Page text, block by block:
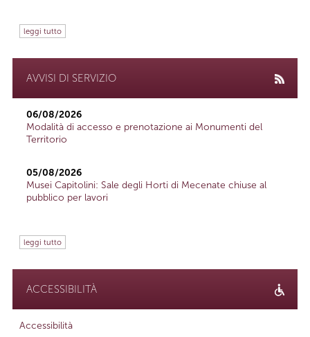
leggi tutto
AVVISI DI SERVIZIO
06/08/2026
Modalità di accesso e prenotazione ai Monumenti del
Territorio
05/08/2026
Musei Capitolini: Sale degli Horti di Mecenate chiuse al
pubblico per lavori
leggi tutto
ACCESSIBILITÀ
Accessibilità